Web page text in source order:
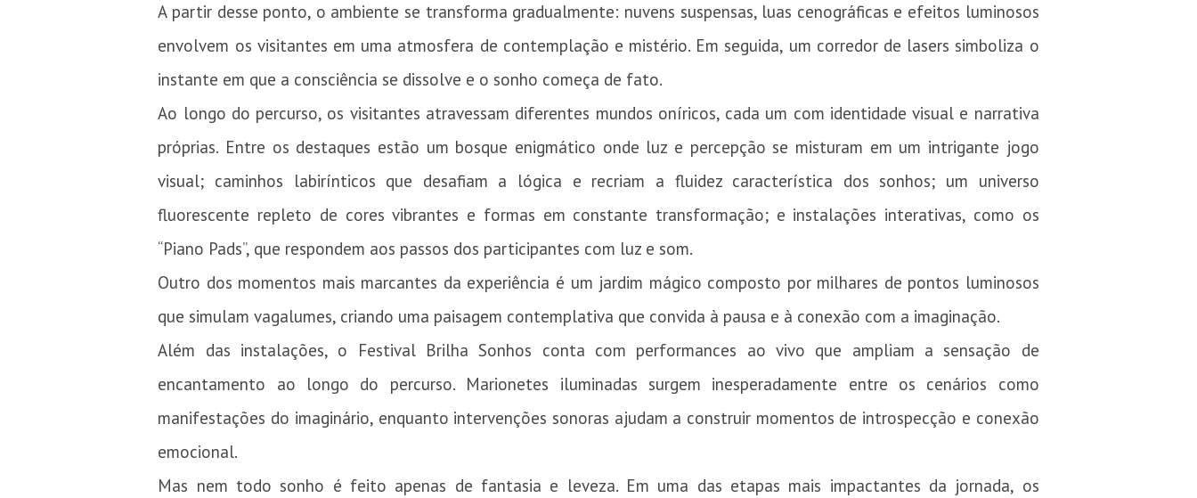
A partir desse ponto, o ambiente se transforma gradualmente: nuvens suspensas, luas cenográficas e efeitos luminosos
envolvem os visitantes em uma atmosfera de contemplação e mistério. Em seguida, um corredor de lasers simboliza o
instante em que a consciência se dissolve e o sonho começa de fato.
Ao longo do percurso, os visitantes atravessam diferentes mundos oníricos, cada um com identidade visual e narrativa
próprias. Entre os destaques estão um bosque enigmático onde luz e percepção se misturam em um intrigante jogo
visual; caminhos labirínticos que desafiam a lógica e recriam a fluidez característica dos sonhos; um universo
fluorescente repleto de cores vibrantes e formas em constante transformação; e instalações interativas, como os
“Piano Pads”, que respondem aos passos dos participantes com luz e som.
Outro dos momentos mais marcantes da experiência é um jardim mágico composto por milhares de pontos luminosos
que simulam vagalumes, criando uma paisagem contemplativa que convida à pausa e à conexão com a imaginação.
Além das instalações, o Festival Brilha Sonhos conta com performances ao vivo que ampliam a sensação de
encantamento ao longo do percurso. Marionetes iluminadas surgem inesperadamente entre os cenários como
manifestações do imaginário, enquanto intervenções sonoras ajudam a construir momentos de introspecção e conexão
emocional.
Mas nem todo sonho é feito apenas de fantasia e leveza. Em uma das etapas mais impactantes da jornada, os